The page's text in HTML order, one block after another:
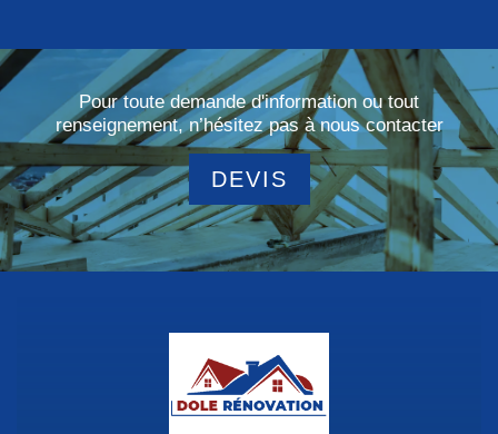
Pour toute demande d'information ou tout
renseignement, n’hésitez pas à nous contacter
DEVIS